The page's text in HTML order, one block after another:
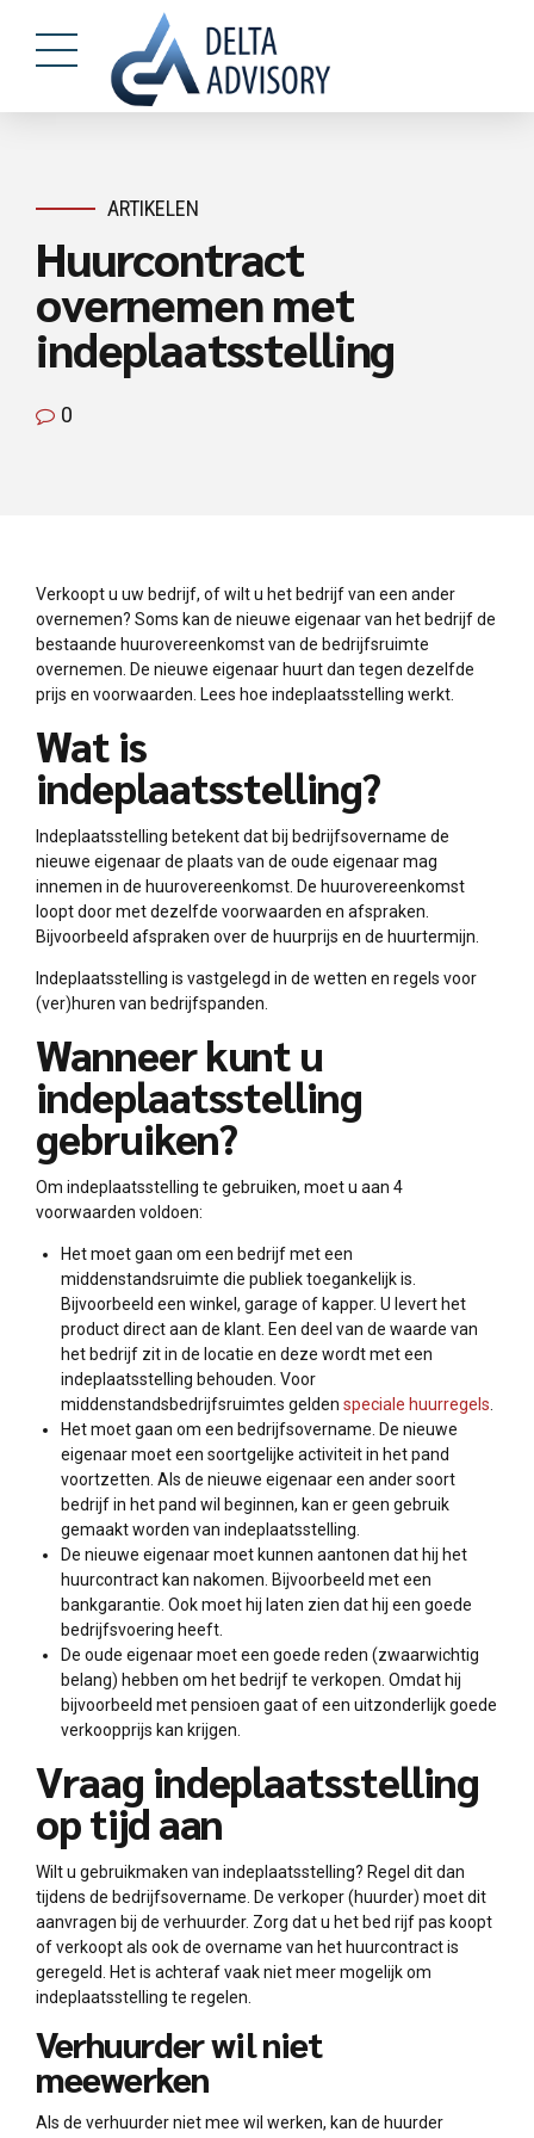
ARTIKELEN
Huurcontract
overnemen met
indeplaatsstelling
0
Verkoopt u uw bedrijf, of wilt u het bedrijf van een ander
overnemen? Soms kan de nieuwe eigenaar van het bedrijf de
bestaande huurovereenkomst van de bedrijfsruimte
overnemen. De nieuwe eigenaar huurt dan tegen dezelfde
prijs en voorwaarden. Lees hoe indeplaatsstelling werkt.
Wat is
indeplaatsstelling?
Indeplaatsstelling betekent dat bij bedrijfsovername de
nieuwe eigenaar de plaats van de oude eigenaar mag
innemen in de huurovereenkomst. De huurovereenkomst
loopt door met dezelfde voorwaarden en afspraken.
Bijvoorbeeld afspraken over de huurprijs en de huurtermijn.
Indeplaatsstelling is vastgelegd in de wetten en regels voor
(ver)huren van bedrijfspanden.
Wanneer kunt u
indeplaatsstelling
gebruiken?
Om indeplaatsstelling te gebruiken, moet u aan 4
voorwaarden voldoen:
Het moet gaan om een bedrijf met een
middenstandsruimte die publiek toegankelijk is.
Bijvoorbeeld een winkel, garage of kapper. U levert het
product direct aan de klant. Een deel van de waarde van
het bedrijf zit in de locatie en deze wordt met een
indeplaatsstelling behouden. Voor
middenstandsbedrijfsruimtes gelden speciale huurregels
Het moet gaan om een bedrijfsovername. De nieuwe
eigenaar moet een soortgelijke activiteit in het pand
voortzetten. Als de nieuwe eigenaar een ander soort
bedrijf in het pand wil beginnen, kan er geen gebruik
gemaakt worden van indeplaatsstelling.
De nieuwe eigenaar moet kunnen aantonen dat hij het
huurcontract kan nakomen. Bijvoorbeeld met een
bankgarantie. Ook moet hij laten zien dat hij een goede
bedrijfsvoering heeft.
De oude eigenaar moet een goede reden (zwaarwichtig
belang) hebben om het bedrijf te verkopen. Omdat hij
bijvoorbeeld met pensioen gaat of een uitzonderlijk goede
verkoopprijs kan krijgen.
Vraag indeplaatsstelling
op tijd aan
Wilt u gebruikmaken van indeplaatsstelling? Regel dit dan
tijdens de bedrijfsovername. De verkoper (huurder) moet dit
aanvragen bij de verhuurder. Zorg dat u het bed rijf pas koopt
of verkoopt als ook de overname van het huurcontract is
geregeld. Het is achteraf vaak niet meer mogelijk om
indeplaatsstelling te regelen.
Verhuurder wil niet
meewerken
Als de verhuurder niet mee wil werken, kan de huurder